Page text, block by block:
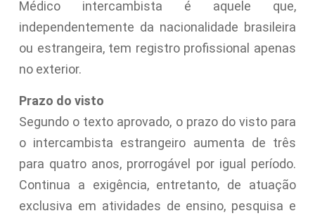
Médico intercambista é aquele que,
independentemente da nacionalidade brasileira
ou estrangeira, tem registro profissional apenas
no exterior.
Prazo do visto
Segundo o texto aprovado, o prazo do visto para
o intercambista estrangeiro aumenta de três
para quatro anos, prorrogável por igual período.
Continua a exigência, entretanto, de atuação
exclusiva em atividades de ensino, pesquisa e